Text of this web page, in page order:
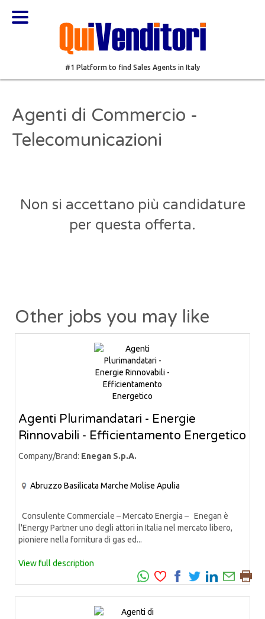
#1 Platform to find Sales Agents in Italy
Agenti di Commercio -
Telecomunicazioni
Non si accettano più candidature
per questa offerta.
Other jobs you may like
Agenti Plurimandatari - Energie
Rinnovabili - Efficientamento Energetico
Company/Brand: Enegan S.p.A.
Abruzzo Basilicata Marche Molise Apulia
Consulente Commerciale – Mercato Energia – Enegan è
l'Energy Partner uno degli attori in Italia nel mercato libero,
pioniere nella fornitura di gas ed...
View full description